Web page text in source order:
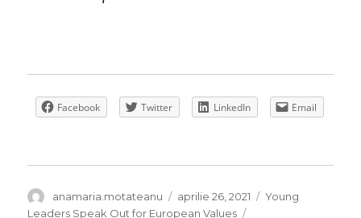
Facebook Twitter LinkedIn Email
Autor
anamaria.motateanu
Publicat
pe
aprilie 26, 2021 Categorii
Young
Leaders Speak Out for European Values